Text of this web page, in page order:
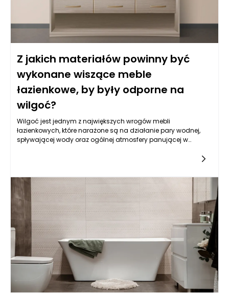
Z jakich materiałów powinny być
wykonane wiszące meble
łazienkowe, by były odporne na
wilgoć?
Wilgoć jest jednym z największych wrogów mebli
łazienkowych, które narażone są na działanie pary wodnej,
spływającej wody oraz ogólnej atmosfery panującej w
tylko do zniszczeń oklein, ale także powodować rozwój pleśni i
grzybów. W związku z tym, aby meble łazienkowe mogły
skutecznie spełniać swoje funkcje, powinny być wykonane z
odpowiednich, trwałych samodzielnych kompozytów lub
zabezpieczone.